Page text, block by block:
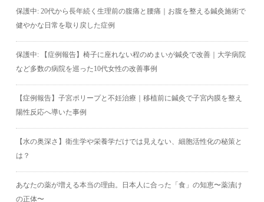
保護中: 20代から長年続く生理前の腹痛と腰痛｜お腹を整える鍼灸施術で
健やかな日常を取り戻した症例
保護中: 【症例報告】椅子に座れない程のめまいが鍼灸で改善｜大学病院
など多数の病院を巡った10代女性の改善事例
【症例報告】子宮ポリープと不妊治療｜移植前に鍼灸で子宮内膜を整え
陽性反応へ導いた事例
【水の奥深さ】衛生学や栄養学だけでは見えない、細胞活性化の秘策と
は？
あなたの薬が増える本当の理由。日本人に合った「食」の知恵〜薬漬け
の正体〜